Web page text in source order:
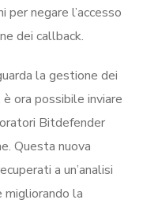
negare l’accesso
dei callback.
la gestione dei
ora possibile inviare
Bitdefender
Questa nuova
a un’analisi
migliorando la